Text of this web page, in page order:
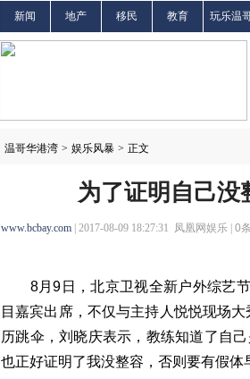
新闻 地产 移民 教育 玩乐温
温哥华港湾 > 娱乐风暴 > 正文
为了证明自己没
www.bcbay.com | 2017-08-09 18:27:31 凤凰网娱乐 | 0
8月9日，北京卫视全新户外综艺节
目嘉宾出席，不仅与主持人悦悦现场
历跳伞，刘晓庆表示，教练知道了自
也正好证明了我没整容，否则要有假体